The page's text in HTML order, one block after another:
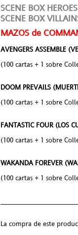
SCENE BOX
SCENE BOX
MAZOS de
AVENGERS ASSEMBLE
(100 cartas + 1 sobre
DOOM PREVAILS
(100 cartas + 1 sobre
FANTASTIC FOUR (LOS
(100 cartas + 1 sobre
WAKANDA FOREVER
(100 cartas + 1 sobre
La compra de este